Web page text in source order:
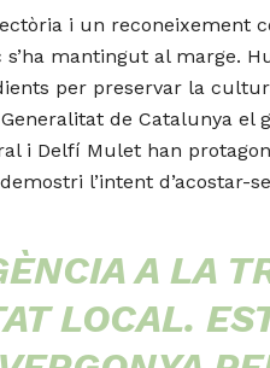
i un reconeixement
mantingut al marge.
per preservar la
de Catalunya el
i Delfí Mulet han
l’intent d’acostar-
A LA
LOCAL.